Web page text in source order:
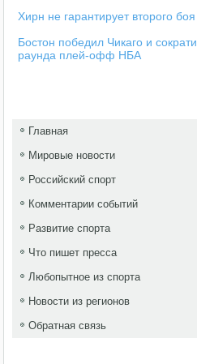
Хирн не гарантирует второго
Бостон победил Чикаго и
раунда плей-офф НБА
Главная
Мировые новости
Российский спорт
Комментарии событий
Развитие спорта
Что пишет пресса
Любопытное из спорта
Новости из регионов
Обратная связь